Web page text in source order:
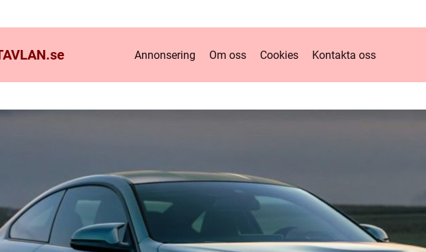
se Annonsering Om oss Cookies Kontakta oss